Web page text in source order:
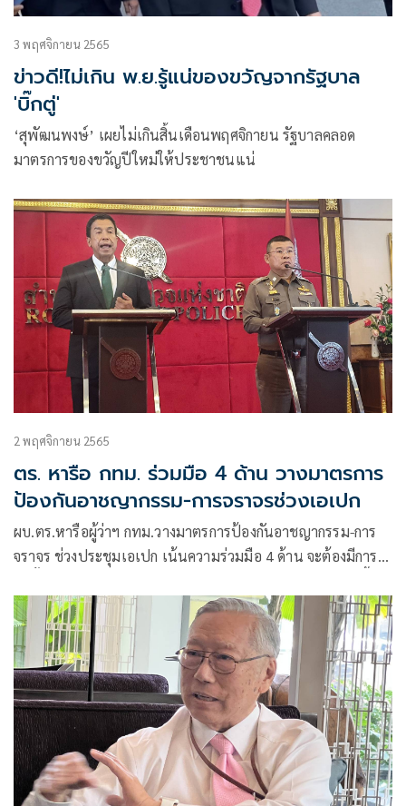
3 พฤศจิกายน 2565
ข่าวดี!ไม่เกิน พ.ย.รู้แน่ของขวัญจากรัฐบาล
'บิ๊กตู่'
‘สุพัฒนพงษ์’ เผยไม่เกินสิ้นเดือนพฤศจิกายน รัฐบาลคลอด
มาตรการของขวัญปีใหม่ให้ประชาชนแน่
2 พฤศจิกายน 2565
ตร. หารือ กทม. ร่วมมือ 4 ด้าน วางมาตรการ
ป้องกันอาชญากรรม-การจราจรช่วงเอเปก
ผบ.ตร.หารือผู้ว่าฯ กทม.วางมาตรการป้องกันอาชญากรรม-การ
จราจร ช่วงประชุมเอเปก เน้นความร่วมมือ 4 ด้าน จะต้องมีการ